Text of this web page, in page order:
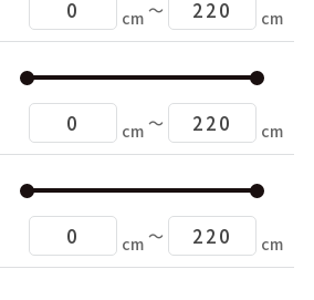
cm 〜 cm
cm 〜 cm
cm 〜 cm